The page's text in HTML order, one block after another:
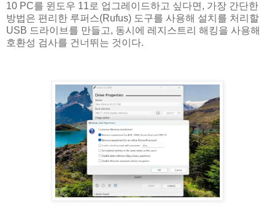
10 PC를 윈도우 11로 업그레이드하고 싶다면, 가장 간단한
방법은 편리한 루퍼스(Rufus) 도구를 사용해 설치를 처리할
USB 드라이브를 만들고, 동시에 레지스트리 해킹을 사용해
호환성 검사를 건너뛰는 것이다.